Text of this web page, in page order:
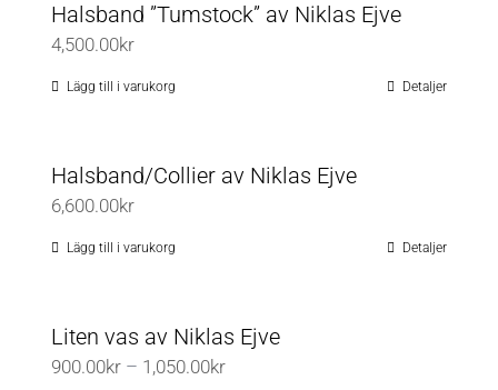
Halsband ”Tumstock” av Niklas Ejve
4,500.00kr
Lägg till i varukorg Detaljer
Halsband/Collier av Niklas Ejve
6,600.00kr
Lägg till i varukorg Detaljer
Liten vas av Niklas Ejve
900.00kr – 1,050.00krPrisintervall: